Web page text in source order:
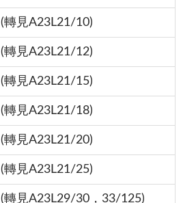
(轉見A23L21/10)
(轉見A23L21/12)
(轉見A23L21/15)
(轉見A23L21/18)
(轉見A23L21/20)
(轉見A23L21/25)
(轉見A23L29/30，33/125)